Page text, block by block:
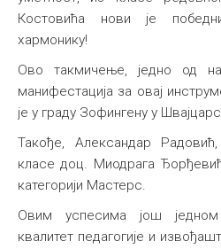
Костовића нови је
хармонику!
Ово такмичење, једно од
манифестација за овај
је у граду Зофингену у
Такође, Александар
класе доц. Миодрага
категорији Мастерс.
Овим успесима још
квалитет педагогије и